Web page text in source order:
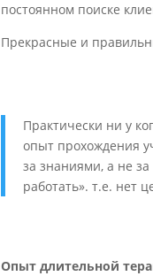
постоянном поиске
Прекрасные и
Практически ни у
опыт прохождения
за знаниями, а не за
работать». т.е. нет
Опыт длительной